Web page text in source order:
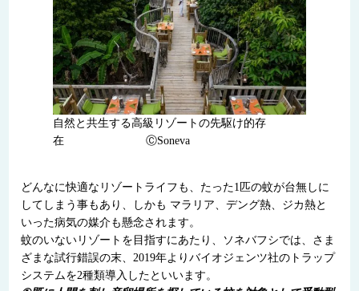
自然と共生する高級リゾートの先駆け的存
在 ⒸSoneva
どんなに快適なリゾートライフも、たった1匹の蚊が台無しに
してしまう事もあり、しかも マラリア、デング熱、ジカ熱と
いった病気の媒介も懸念されます。
蚊のいないリゾートを目指すにあたり、ソネバフシでは、さま
ざまな試行錯誤の末、2019年よりバイオジェンツ社のトラップ
システムを2種類導入したといいます。